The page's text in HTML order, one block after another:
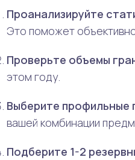
Проанализируйте
Это поможет
Проверьте объемы
этом году.
Выберите профильные
вашей комбинации
Подберите 1-2